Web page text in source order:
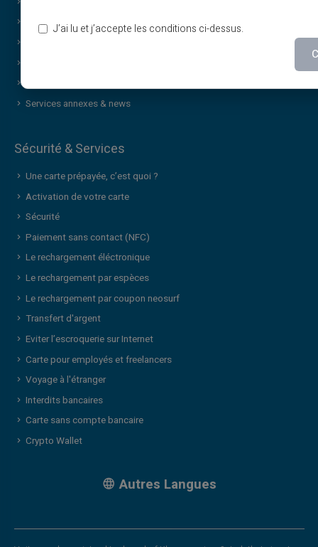
Achats discrets / confidentiels
Services annexes & news
Sécurité & Services
Une carte prépayée, c’est quoi ?
Activation de votre carte
Sécurité
Paiement sans contact (NFC)
Le rechargement éléctronique
Le rechargement par espèces
Le rechargement par coupon neosurf
Transfert d'argent
Eviter l’escroquerie sur Internet
Carte pour employés et freelancers
Voyage à l'étranger
Interdits bancaires
Carte sans compte bancaire
Crypto Wallet
Autres Langues
J’ai lu et j’accepte les conditions ci-dessus.